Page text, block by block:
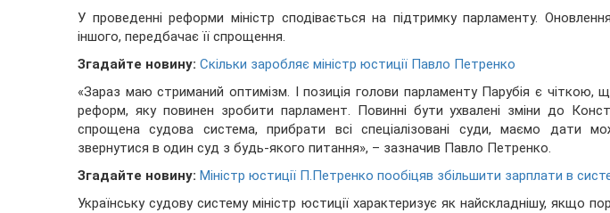
У проведенні реформи міністр сподівається на підтримку парламенту.
іншого, передбачає її спрощення.
Згадайте новину: Скільки заробляє міністр юстиції Павло Петренко
«Зараз маю стриманий оптимізм. І позиція голови парламенту Парубія є чіткою,
реформ, яку повинен зробити парламент. Повинні бути ухвалені зміни до
спрощена судова система, прибрати всі спеціалізовані суди, маємо дати
звернутися в один суд з будь-якого питання», – зазначив Павло Петренко.
Згадайте новину: Міністр юстиції П.Петренко пообіцяв збільшити зарплати в
Українську судову систему міністр юстиції характеризує як найскладнішу, якщо